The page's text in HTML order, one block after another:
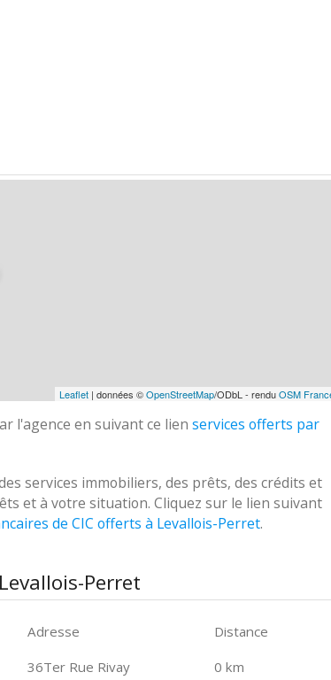
Leaflet| données ©OpenStreetMap/ODbL - renduOSM
l'agence en suivant ce lien services offerts par
services immobiliers, des prêts, des crédits et
et à votre situation. Cliquez sur le lien suivant
de CIC offerts à Levallois-Perret.
Perret
Adresse
Distance
36Ter Rue Rivay 0 km